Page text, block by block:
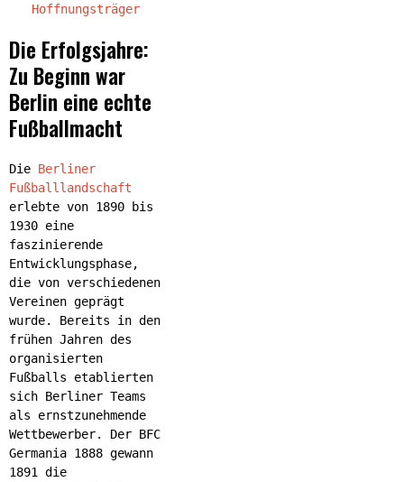
Hoffnungsträger
Die Erfolgsjahre:
Zu Beginn war
Berlin eine echte
Fußballmacht
Die Berliner
Fußballlandschaft
erlebte von 1890 bis
1930 eine
faszinierende
Entwicklungsphase,
die von verschiedenen
Vereinen geprägt
wurde. Bereits in den
frühen Jahren des
organisierten
Fußballs etablierten
sich Berliner Teams
als ernstzunehmende
Wettbewerber. Der BFC
Germania 1888 gewann
1891 die